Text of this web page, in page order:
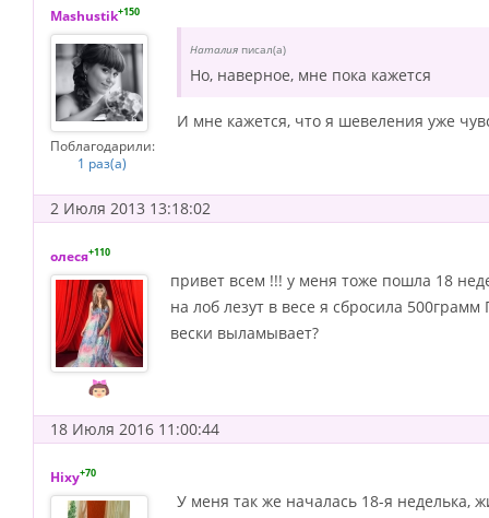
Mashustik+150
Поблагодарили:
1 раз(а)
Наталия писал(а)
Но, наверное, мне пока кажется
И мне кажется, что я шевеления уже
2 Июля 2013 13:18:02
олеся+110
привет всем !!! у меня тоже пошла 18
на лоб лезут в весе я сбросила
вески выламывает?
18 Июля 2016 11:00:44
Hixy+70
У меня так же началась 18-я неделька,